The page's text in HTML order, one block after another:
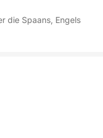
die Spaans, Engels